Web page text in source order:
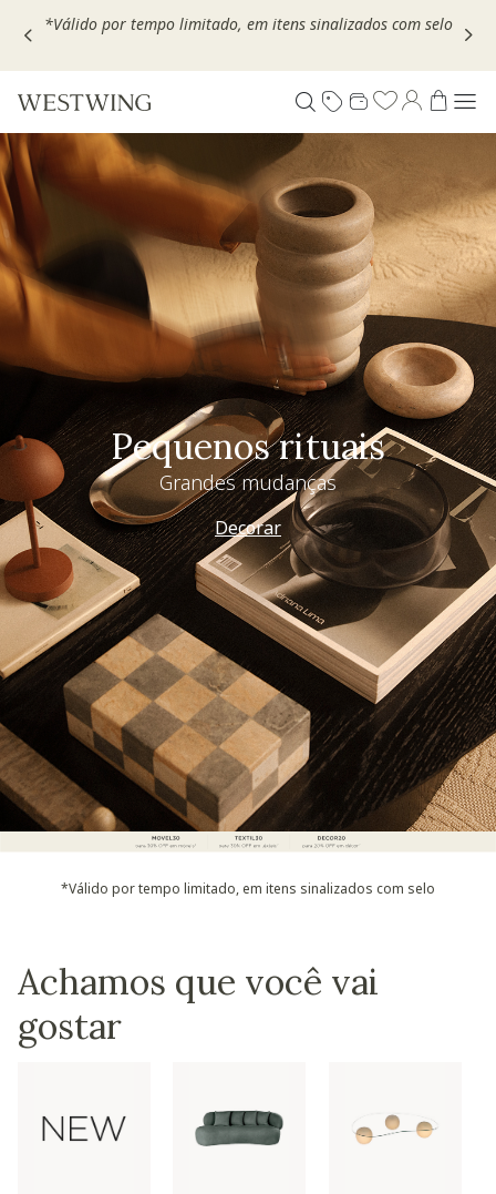
Escolha seu VOUCHER e ganhe até 30% OFF*: useMOVEL30,
Pequenos rituais
Grandes mudanças
Decorar
*Válido por tempo limitado, em itens sinalizados com selo
Achamos que você vai
gostar